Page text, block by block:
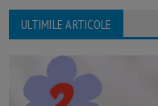
ULTIMILE ARTICOLE